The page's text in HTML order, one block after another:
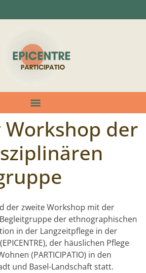
der
der zweite Workshop mit der
der ethnographischen
in der Langzeitpflege in der
der häuslichen Pflege
(PARTICIPATIO) in den
und Basel-Landschaft statt.